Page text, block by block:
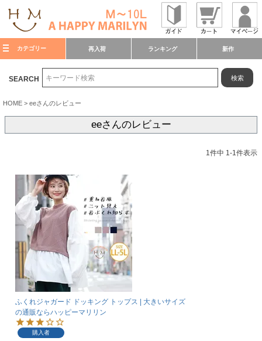
カテゴリー 再入荷 ランキング 新作
SEARCH 検索
HOME eeさんのレビュー
eeさんのレビュー
1件中 1-1件表示
ふくれジャガード ドッキング トップス | 大きいサイズ
の通販ならハッピーマリリン
購入者